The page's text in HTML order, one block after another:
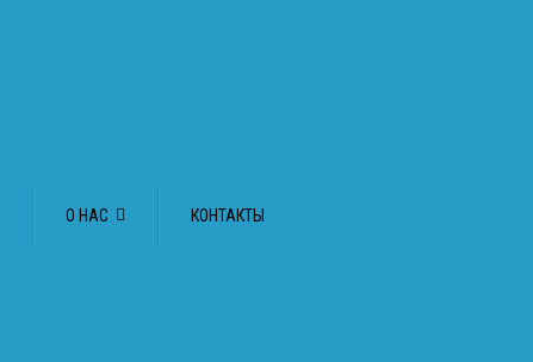
О НАС КОНТАКТЫ